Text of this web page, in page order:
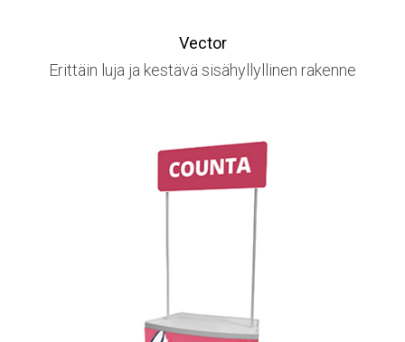
Vector
Erittäin luja ja kestävä sisähyllyllinen rakenne